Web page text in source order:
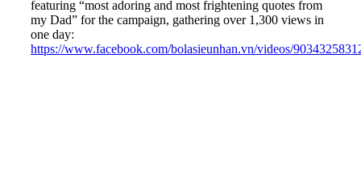
featuring “most adoring and most frightening quotes from
my Dad” for the campaign, gathering over 1,300 views in
one day:
https://www.facebook.com/bolasieunhan.vn/videos/